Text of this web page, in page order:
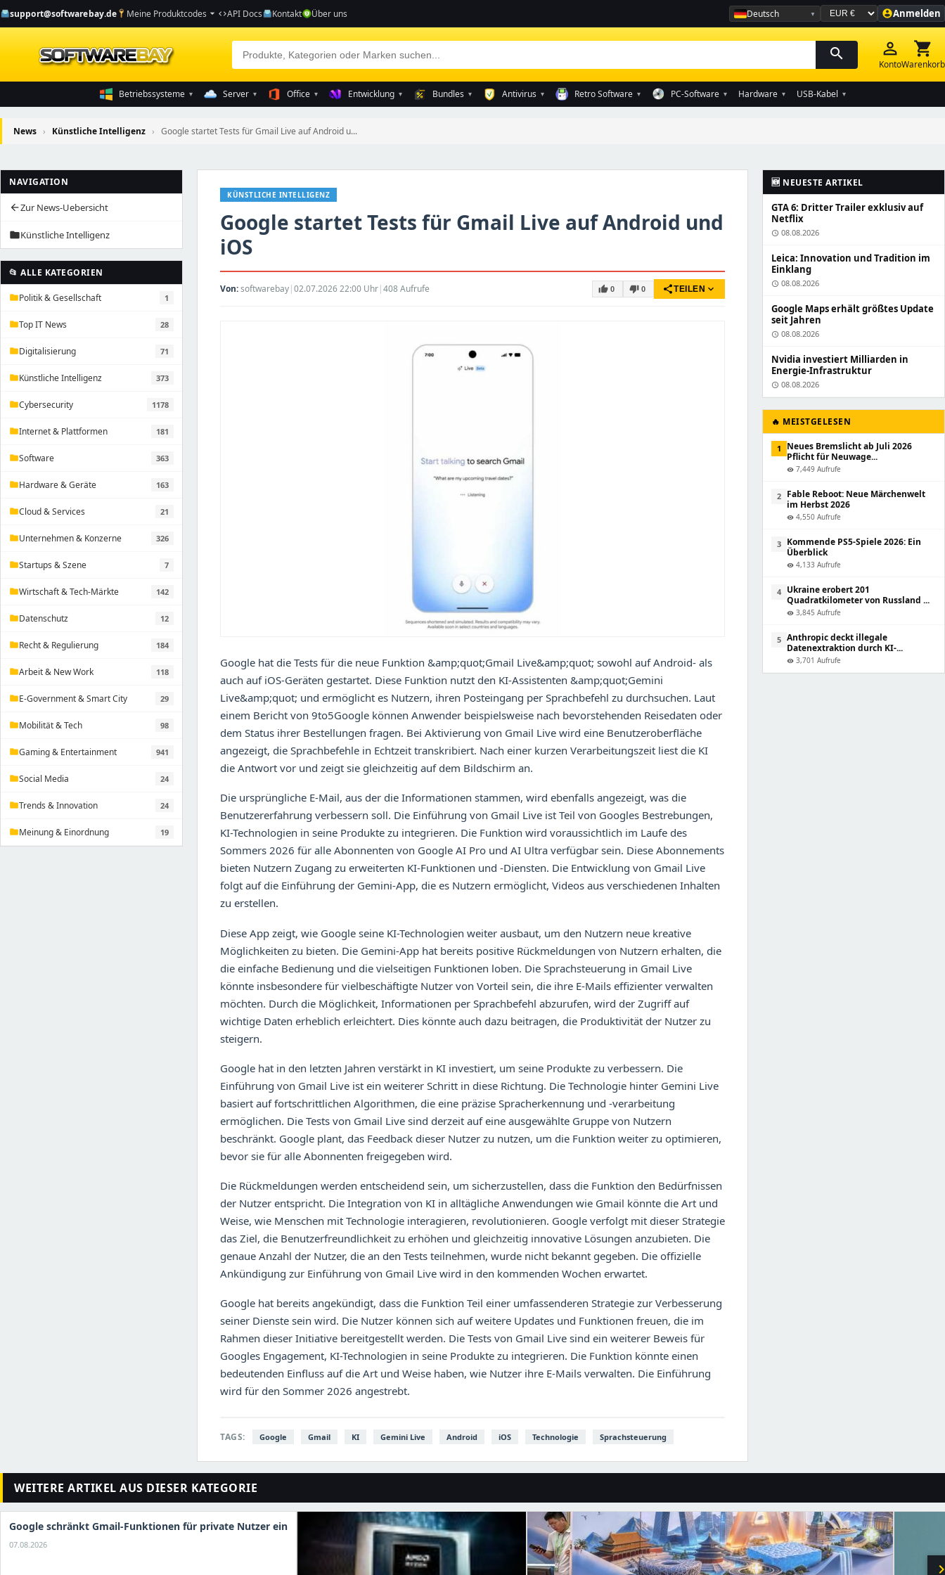
support@softwarebay.de Meine Produktcodes arrow_drop_down codeAPI Docs Kontakt Über uns Deutsch
Währung auswählen account_circleAnmelden
search person_outline
Konto
shopping_cart
Warenkorb
Betriebssysteme ▾ Server ▾ Office ▾ Entwicklung ▾ Bundles ▾ Antivirus ▾ Retro Software ▾ PC-Software ▾ Hardware ▾ USB-Kabel ▾
News › Künstliche Intelligenz › Google startet Tests für Gmail Live auf Android u...
NAVIGATION
arrow_backZur News-Uebersicht
folderKünstliche Intelligenz
📂 ALLE KATEGORIEN
folderPolitik & Gesellschaft 1
folderTop IT News 28
folderDigitalisierung 71
folderKünstliche Intelligenz 373
folderCybersecurity 1178
folderInternet & Plattformen 181
folderSoftware 363
folderHardware & Geräte 163
folderCloud & Services 21
folderUnternehmen & Konzerne 326
folderStartups & Szene 7
folderWirtschaft & Tech-Märkte 142
folderDatenschutz 12
folderRecht & Regulierung 184
folderArbeit & New Work 118
folderE-Government & Smart City 29
folderMobilität & Tech 98
folderGaming & Entertainment 941
folderSocial Media 24
folderTrends & Innovation 24
folderMeinung & Einordnung 19
KÜNSTLICHE INTELLIGENZ
Google startet Tests für Gmail Live auf Android und
iOS
Von:softwarebay|02.07.2026 22:00 Uhr|408 Aufrufe thumb_up 0 thumb_down 0 shareTEILEN expand_more
Google hat die Tests für die neue Funktion &amp;quot;Gmail Live&amp;quot; sowohl auf Android- als
auch auf iOS-Geräten gestartet. Diese Funktion nutzt den KI-Assistenten &amp;quot;Gemini
Live&amp;quot; und ermöglicht es Nutzern, ihren Posteingang per Sprachbefehl zu durchsuchen. Laut
einem Bericht von 9to5Google können Anwender beispielsweise nach bevorstehenden Reisedaten oder
dem Status ihrer Bestellungen fragen. Bei Aktivierung von Gmail Live wird eine Benutzeroberfläche
angezeigt, die Sprachbefehle in Echtzeit transkribiert. Nach einer kurzen Verarbeitungszeit liest die KI
die Antwort vor und zeigt sie gleichzeitig auf dem Bildschirm an.
Die ursprüngliche E-Mail, aus der die Informationen stammen, wird ebenfalls angezeigt, was die
Benutzererfahrung verbessern soll. Die Einführung von Gmail Live ist Teil von Googles Bestrebungen,
KI-Technologien in seine Produkte zu integrieren. Die Funktion wird voraussichtlich im Laufe des
Sommers 2026 für alle Abonnenten von Google AI Pro und AI Ultra verfügbar sein. Diese Abonnements
bieten Nutzern Zugang zu erweiterten KI-Funktionen und -Diensten. Die Entwicklung von Gmail Live
folgt auf die Einführung der Gemini-App, die es Nutzern ermöglicht, Videos aus verschiedenen Inhalten
zu erstellen.
Diese App zeigt, wie Google seine KI-Technologien weiter ausbaut, um den Nutzern neue kreative
Möglichkeiten zu bieten. Die Gemini-App hat bereits positive Rückmeldungen von Nutzern erhalten, die
die einfache Bedienung und die vielseitigen Funktionen loben. Die Sprachsteuerung in Gmail Live
könnte insbesondere für vielbeschäftigte Nutzer von Vorteil sein, die ihre E-Mails effizienter verwalten
möchten. Durch die Möglichkeit, Informationen per Sprachbefehl abzurufen, wird der Zugriff auf
wichtige Daten erheblich erleichtert. Dies könnte auch dazu beitragen, die Produktivität der Nutzer zu
steigern.
Google hat in den letzten Jahren verstärkt in KI investiert, um seine Produkte zu verbessern. Die
Einführung von Gmail Live ist ein weiterer Schritt in diese Richtung. Die Technologie hinter Gemini Live
basiert auf fortschrittlichen Algorithmen, die eine präzise Spracherkennung und -verarbeitung
ermöglichen. Die Tests von Gmail Live sind derzeit auf eine ausgewählte Gruppe von Nutzern
beschränkt. Google plant, das Feedback dieser Nutzer zu nutzen, um die Funktion weiter zu optimieren,
bevor sie für alle Abonnenten freigegeben wird.
Die Rückmeldungen werden entscheidend sein, um sicherzustellen, dass die Funktion den Bedürfnissen
der Nutzer entspricht. Die Integration von KI in alltägliche Anwendungen wie Gmail könnte die Art und
Weise, wie Menschen mit Technologie interagieren, revolutionieren. Google verfolgt mit dieser Strategie
das Ziel, die Benutzerfreundlichkeit zu erhöhen und gleichzeitig innovative Lösungen anzubieten. Die
genaue Anzahl der Nutzer, die an den Tests teilnehmen, wurde nicht bekannt gegeben. Die offizielle
Ankündigung zur Einführung von Gmail Live wird in den kommenden Wochen erwartet.
Google hat bereits angekündigt, dass die Funktion Teil einer umfassenderen Strategie zur Verbesserung
seiner Dienste sein wird. Die Nutzer können sich auf weitere Updates und Funktionen freuen, die im
Rahmen dieser Initiative bereitgestellt werden. Die Tests von Gmail Live sind ein weiterer Beweis für
Googles Engagement, KI-Technologien in seine Produkte zu integrieren. Die Funktion könnte einen
bedeutenden Einfluss auf die Art und Weise haben, wie Nutzer ihre E-Mails verwalten. Die Einführung
wird für den Sommer 2026 angestrebt.
TAGS: Google Gmail KI Gemini Live Android iOS Technologie Sprachsteuerung
🆕 NEUESTE ARTIKEL
GTA 6: Dritter Trailer exklusiv auf
Netflix
schedule 08.08.2026
Leica: Innovation und Tradition im
Einklang
schedule 08.08.2026
Google Maps erhält größtes Update
seit Jahren
schedule 08.08.2026
Nvidia investiert Milliarden in
Energie-Infrastruktur
schedule 08.08.2026
🔥 MEISTGELESEN
1
Neues Bremslicht ab Juli 2026
Pflicht für Neuwage...
visibility 7,449 Aufrufe
2 Fable Reboot: Neue Märchenwelt
im Herbst 2026
visibility 4,550 Aufrufe
3 Kommende PS5-Spiele 2026: Ein
Überblick
visibility 4,133 Aufrufe
4 Ukraine erobert 201
Quadratkilometer von Russland ...
visibility 3,845 Aufrufe
5 Anthropic deckt illegale
Datenextraktion durch KI-...
visibility 3,701 Aufrufe
WEITERE ARTIKEL AUS DIESER KATEGORIE
Google schränkt Gmail-Funktionen für private Nutzer ein
07.08.2026